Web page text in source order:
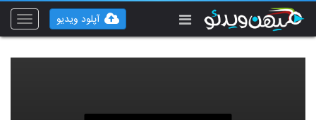
Toggle
آپلود ویدیو